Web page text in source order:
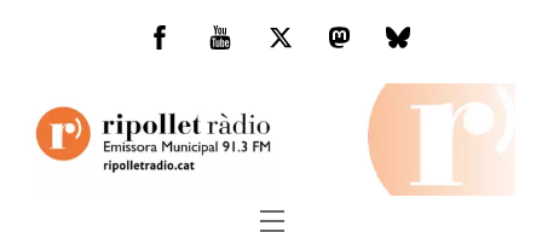
Facebook
You
TwitterMastodonBluesky
Menu